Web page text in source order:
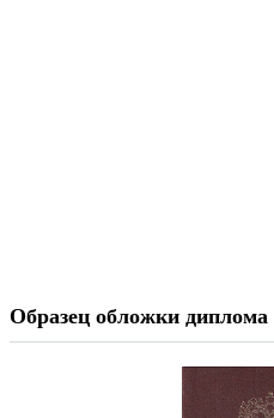
Образец обложки диплома